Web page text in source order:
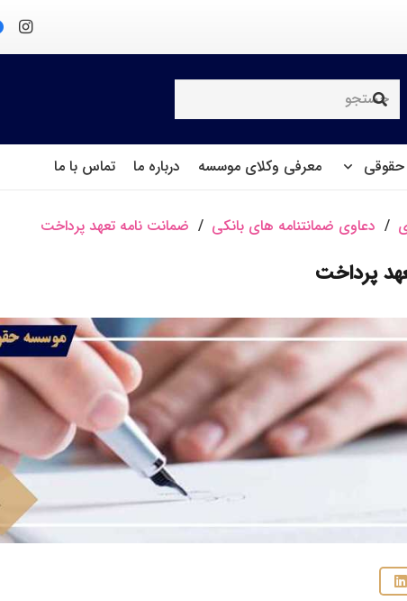
معرفی وکلای موسسه درباره ما تماس با ما
/ دعاوی ضمانتنامه های بانکی / ضمانت نامه تعهد پرداخت
پرداخت